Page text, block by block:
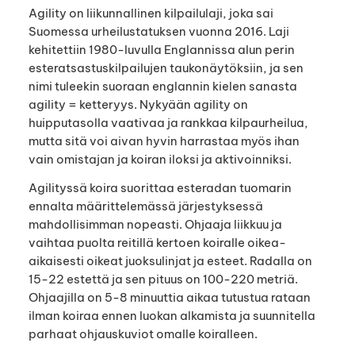
Agility on liikunnallinen kilpailulaji, joka sai
Suomessa urheilustatuksen vuonna 2016. Laji
kehitettiin 1980-luvulla Englannissa alun perin
esteratsastuskilpailujen taukonäytöksiin, ja sen
nimi tuleekin suoraan englannin kielen sanasta
agility = ketteryys. Nykyään agility on
huipputasolla vaativaa ja rankkaa kilpaurheilua,
mutta sitä voi aivan hyvin harrastaa myös ihan
vain omistajan ja koiran iloksi ja aktivoinniksi.
Agilityssä koira suorittaa esteradan tuomarin
ennalta määrittelemässä järjestyksessä
mahdollisimman nopeasti. Ohjaaja liikkuu ja
vaihtaa puolta reitillä kertoen koiralle oikea-
aikaisesti oikeat juoksulinjat ja esteet. Radalla on
15-22 estettä ja sen pituus on 100-220 metriä.
Ohjaajilla on 5-8 minuuttia aikaa tutustua rataan
ilman koiraa ennen luokan alkamista ja suunnitella
parhaat ohjauskuviot omalle koiralleen.